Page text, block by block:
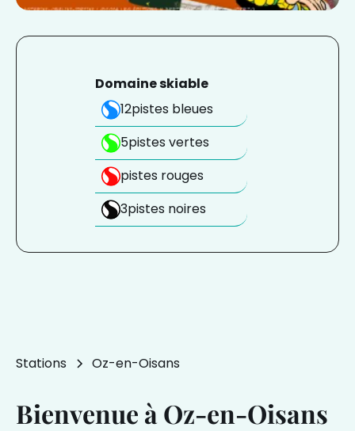
Domaine skiable
12pistes bleues
5pistes vertes
pistes rouges
3pistes noires
Stations Oz-en-Oisans
Bienvenue à Oz-en-Oisans